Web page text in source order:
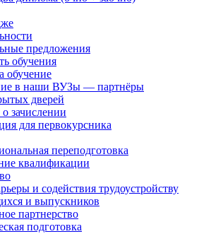
предложения
обучения
обучение
в наши ВУЗы — партнёры
дверей
зачислении
для первокурсника
переподготовка
квалификации
и содействия трудоустройству
и выпускников
партнерство
подготовка